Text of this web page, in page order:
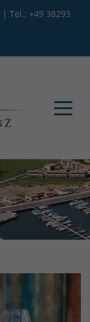
| Tel.: +49 38293